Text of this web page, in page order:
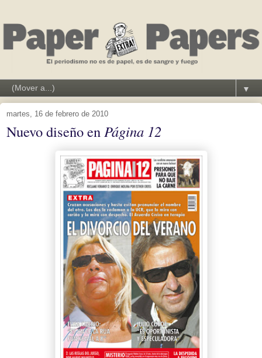
▼
martes, 16 de febrero de 2010
Nuevo diseño enPágina 12